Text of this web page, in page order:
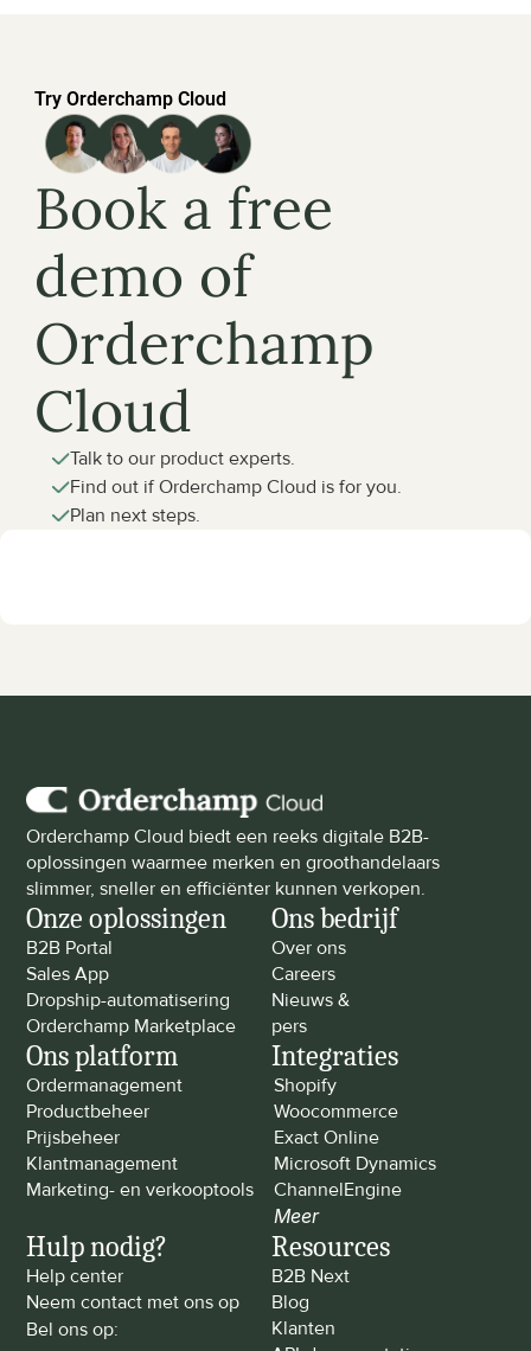
Try Orderchamp Cloud
Book a free
demo of
Orderchamp
Cloud
Talk to our product experts.
Find out if Orderchamp Cloud is for you.
Plan next steps.
Orderchamp Cloud biedt een reeks digitale B2B-
oplossingen waarmee merken en groothandelaars
slimmer, sneller en efficiënter kunnen verkopen.
Onze oplossingen
B2B Portal
Sales App
Dropship-automatisering
Orderchamp Marketplace
Ons bedrijf
Over ons
Careers
Nieuws &
pers
Ons platform
Ordermanagement
Productbeheer
Prijsbeheer
Klantmanagement
Marketing- en verkooptools
Integraties
Shopify
Woocommerce
Exact Online
Microsoft Dynamics
ChannelEngine
Meer
Hulp nodig?
Help center
Neem contact met ons op
Bel ons op:
Resources
B2B Next
Blog
Klanten